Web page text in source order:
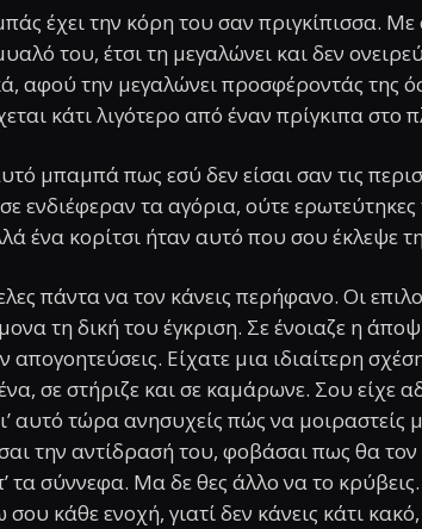
έχει την κόρη του σαν πριγκίπισσα. Με
του, έτσι τη μεγαλώνει και δεν
αφού την μεγαλώνει προσφέροντάς της
κάτι λιγότερο από έναν πρίγκιπα στο
μπαμπά πως εσύ δεν είσαι σαν τις
ενδιέφεραν τα αγόρια, ούτε ερωτεύτηκες
ένα κορίτσι ήταν αυτό που σου έκλεψε
πάντα να τον κάνεις περήφανο. Οι
τη δική του έγκριση. Σε ένοιαζε η
απογοητεύσεις. Είχατε μια ιδιαίτερη
σε στήριζε και σε καμάρωνε. Σου είχε
αυτό τώρα ανησυχείς πώς να μοιραστείς
την αντίδρασή του, φοβάσαι πως θα τον
τα σύννεφα. Μα δε θες άλλο να το
κάθε ενοχή, γιατί δεν κάνεις κάτι